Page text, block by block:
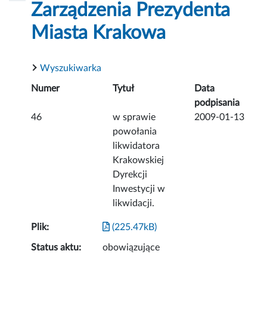
Zarządzenia Prezydenta
Miasta Krakowa
Wyszukiwarka
Numer Tytuł
Data
podpisania
46
w sprawie
powołania
likwidatora
Krakowskiej
Dyrekcji
Inwestycji w
likwidacji.
2009-01-13
Plik: (225.47kB)
Status aktu: obowiązujące